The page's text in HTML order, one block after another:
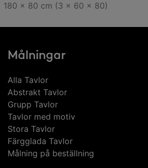
180 x 80 cm (3 x 60 x 80)
Målningar
Alla Tavlor
Abstrakt Tavlor
Grupp Tavlor
Tavlor med motiv
Stora Tavlor
Färgglada Tavlor
Målning på beställning